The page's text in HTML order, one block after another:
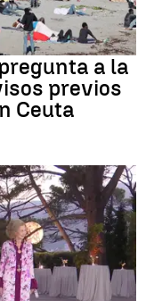
a la
previos
Ceuta